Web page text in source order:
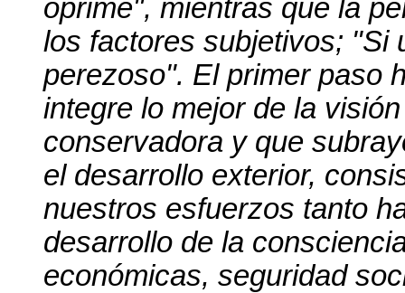
oprime", mientras que la
los factores subjetivos; "Si
perezoso". El primer paso
integre lo mejor de la
conservadora y que
el desarrollo exterior,
nuestros esfuerzos tanto
desarrollo de la
económicas, seguridad